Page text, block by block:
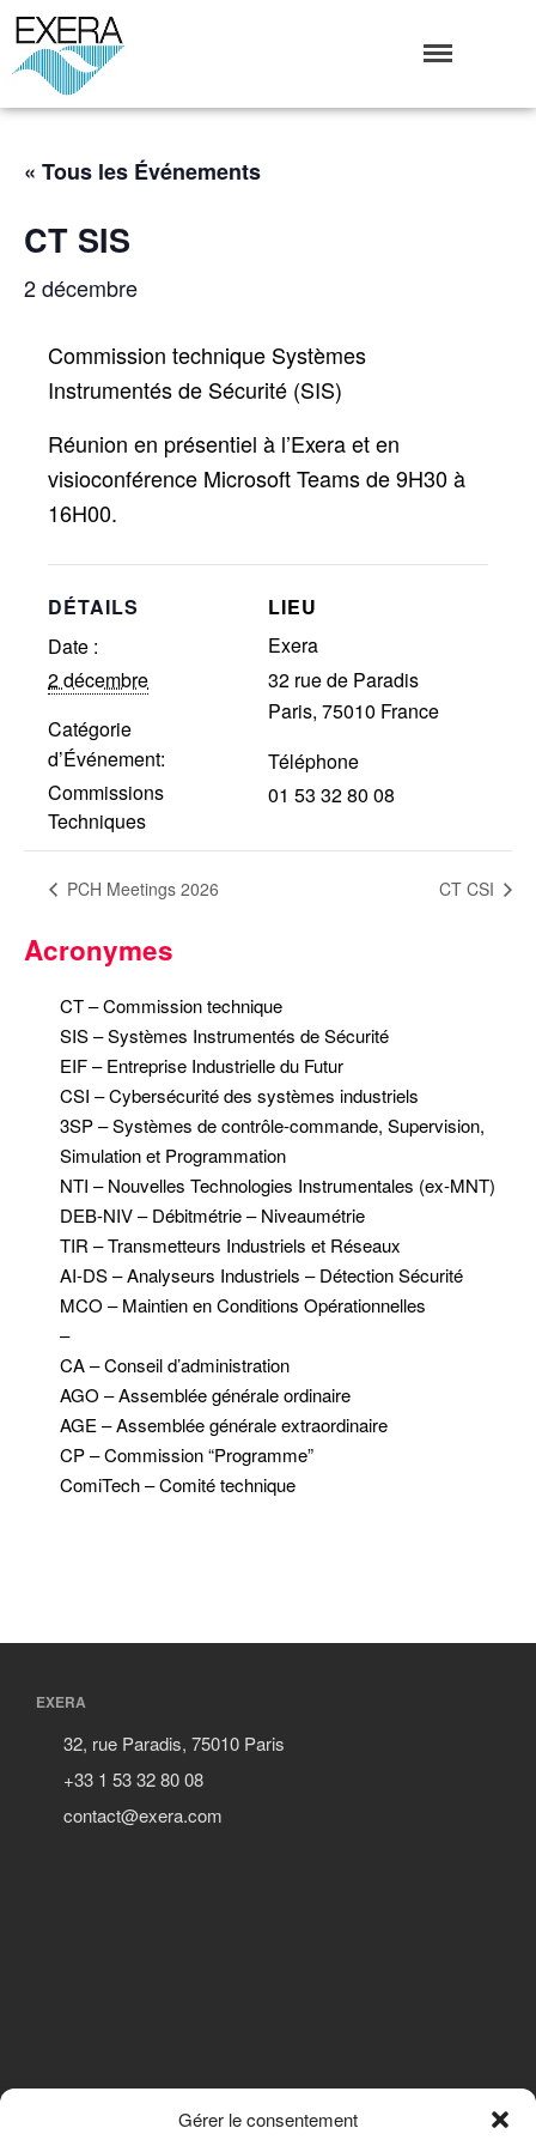
Gérer le consentement
Fonctionnement
Affaires
Calendrier
Commissions techniques
Réalisations récentes
Rapports en ligne (Abonnés)
Lettres d’information (FR)
LinkedIn Exera
Demande d’inscription comme
Association des EXploitants d'Equipements de mesure,
« Tous les Événements
CT SIS
2 décembre
Commission technique Systèmes
Instrumentés de Sécurité (SIS)
Réunion en présentiel à l’Exera et en
visioconférence Microsoft Teams de 9H30 à
16H00.
DÉTAILS
Date :
2 décembre
Catégorie
d’Événement:
Commissions
Techniques
LIEU
Exera
32 rue de Paradis
Paris, 75010 France
Téléphone
01 53 32 80 08
PCH Meetings 2026 CT CSI
Acronymes
CT – Commission technique
SIS – Systèmes Instrumentés de Sécurité
EIF – Entreprise Industrielle du Futur
CSI – Cybersécurité des systèmes industriels
3SP – Systèmes de contrôle-commande, Supervision,
Simulation et Programmation
NTI – Nouvelles Technologies Instrumentales (ex-MNT)
DEB-NIV – Débitmétrie – Niveaumétrie
TIR – Transmetteurs Industriels et Réseaux
AI-DS – Analyseurs Industriels – Détection Sécurité
MCO – Maintien en Conditions Opérationnelles
–
CA – Conseil d’administration
AGO – Assemblée générale ordinaire
AGE – Assemblée générale extraordinaire
CP – Commission “Programme”
ComiTech – Comité technique
EXERA
32, rue Paradis, 75010 Paris
+33 1 53 32 80 08
contact@exera.com